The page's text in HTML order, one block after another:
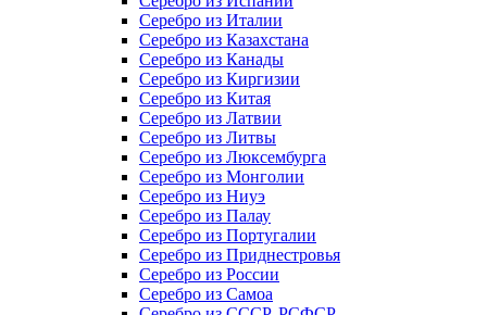
Серебро из Италии
Серебро из Казахстана
Серебро из Канады
Серебро из Киргизии
Серебро из Китая
Серебро из Латвии
Серебро из Литвы
Серебро из Люксембурга
Серебро из Монголии
Серебро из Ниуэ
Серебро из Палау
Серебро из Португалии
Серебро из Приднестровья
Серебро из России
Серебро из Самоа